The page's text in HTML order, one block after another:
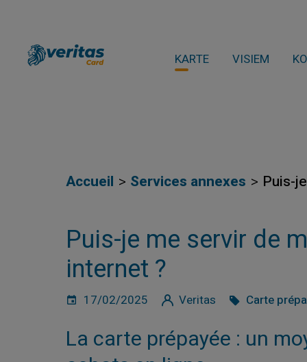
KARTE VISIEM
Accueil Services annexes Puis-
Puis-je me servir de
internet ?
17/02/2025 Veritas Carte
La carte prépayée : un